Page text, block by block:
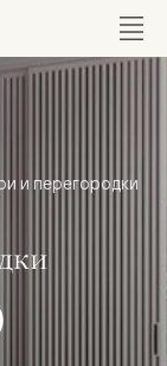
и перегородки